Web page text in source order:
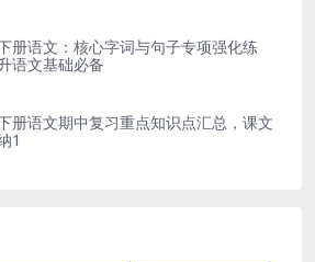
册语文：核心字词与句子专项强化练
语文基础必备
册语文期中复习重点知识点汇总，课文
1